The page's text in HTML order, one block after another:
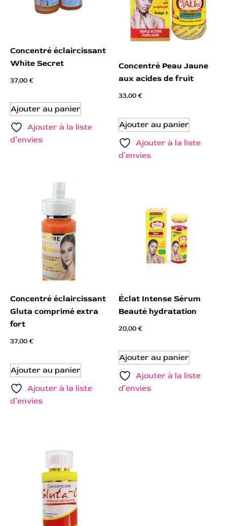
Concentré éclaircissant
White Secret
37,00€
Ajouter au panier
Ajouter à la liste
d’envies
Concentré Peau Jaune
aux acides de fruit
33,00€
Ajouter au panier
Ajouter à la liste
d’envies
Concentré éclaircissant
Gluta comprimé extra
fort
37,00€
Ajouter au panier
Ajouter à la liste
d’envies
Éclat Intense Sérum
Beauté hydratation
20,00€
Ajouter au panier
Ajouter à la liste
d’envies